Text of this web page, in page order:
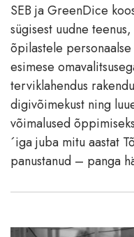
SEB ja GreenDice
sügisest uudne
õpilastele
esimese
terviklahendus
digivõimekust ning
võimalused
´iga juba mitu aastat
panustanud – panga